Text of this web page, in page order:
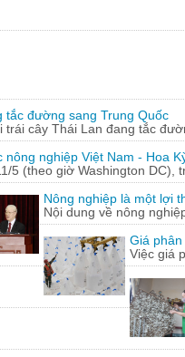
tắc đường sang Trung Quốc
trái cây Thái Lan đang tắc
nông nghiệp Việt Nam - Hoa
5 (theo giờ Washington DC),
Nông nghiệp là một lợi
Nội dung về nông
Giá
Việc giá